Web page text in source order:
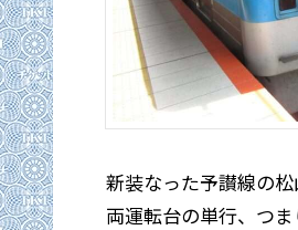
新装なった予讃線の
両運転台の単行、つ